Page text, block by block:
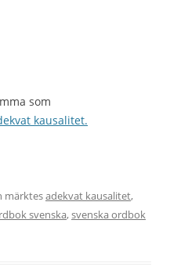
som
kausalitet.
märktesadekvat kausalitet,
svenska,svenska ordbok